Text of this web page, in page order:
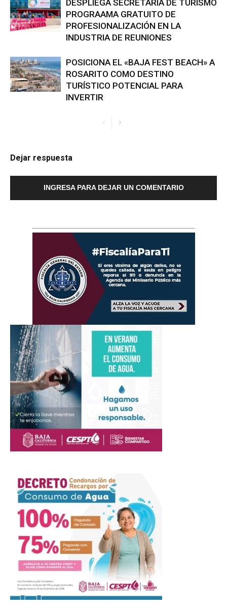
DESPLIEGA SECRETARÍA DE TURISMO
PROGRAAMA GRATUITO DE
PROFESIONALIZACIÓN EN LA
INDUSTRIA DE REUNIONES
POSICIONA EL «BAJA FEST BEACH» A
ROSARITO COMO DESTINO
TURÍSTICO POTENCIAL PARA
INVERTIR
Dejar respuesta
INGRESA PARA DEJAR UN COMENTARIO